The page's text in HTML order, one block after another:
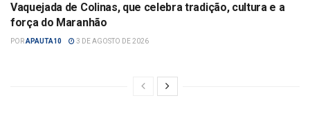
Vaquejada de Colinas, que celebra tradição, cultura e a
força do Maranhão
PORAPAUTA10 3 DE AGOSTO DE 2026